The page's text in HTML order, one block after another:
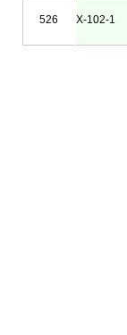
526 X-102-1